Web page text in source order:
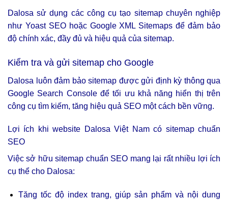
Dalosa sử dụng các công cụ tạo sitemap chuyên nghiệp
như Yoast SEO hoặc Google XML Sitemaps để đảm bảo
độ chính xác, đầy đủ và hiệu quả của sitemap.
Kiểm tra và gửi sitemap cho Google
Dalosa luôn đảm bảo sitemap được gửi định kỳ thông qua
Google Search Console để tối ưu khả năng hiển thị trên
công cụ tìm kiếm, tăng hiệu quả SEO một cách bền vững.
Lợi ích khi website Dalosa Việt Nam có sitemap chuẩn
SEO
Việc sở hữu sitemap chuẩn SEO mang lại rất nhiều lợi ích
cụ thể cho Dalosa:
Tăng tốc độ index trang, giúp sản phẩm và nội dung